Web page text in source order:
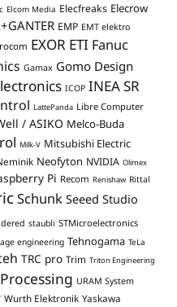
Elcom Media Elecfreaks Elecrow
EMP EMT elektro
EXOR ETI Fanuc
Gamax Gomo Design
ICOP INEA SR
LattePanda Libre Computer
/ ASIKO Melco-Buda
Milk-V Mitsubishi Electric
Neofyton NVIDIA Olimex
Pi Recom Renishaw Rittal
Schunk Seeed Studio
staubli STMicroelectronics
engineering Tehnogama TeLa
TRC pro Trim Triton Engineering
URAM System
Wurth Elektronik Yaskawa